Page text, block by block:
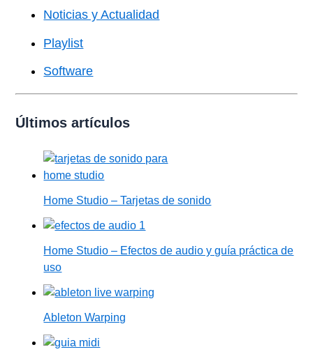
Noticias y Actualidad
Playlist
Software
Últimos artículos
Home Studio – Tarjetas de sonido
Home Studio – Efectos de audio y guía práctica de
uso
Ableton Warping